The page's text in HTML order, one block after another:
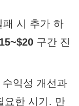
패 시 추가 하
구간 진
익성 개선과
요한 시기. 만